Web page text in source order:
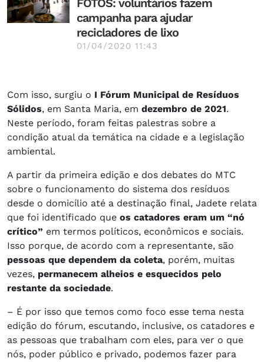
FOTOS: voluntários fazem
campanha para ajudar
recicladores de lixo
01/04/2020 11:43
Com isso, surgiu o I Fórum Municipal de Resíduos
Sólidos, em Santa Maria, em dezembro de 2021.
Neste período, foram feitas palestras sobre a
condição atual da temática na cidade e a legislação
ambiental.
A partir da primeira edição e dos debates do MTC
sobre o funcionamento do sistema dos resíduos
desde o domicílio até a destinação final, Jadete relata
que foi identificado que os catadores eram um “nó
crítico” em termos políticos, econômicos e sociais.
Isso porque, de acordo com a representante, são
pessoas que dependem da coleta, porém, muitas
vezes, permanecem alheios e esquecidos pelo
restante da sociedade.
– É por isso que temos como foco esse tema nesta
edição do fórum, escutando, inclusive, os catadores e
as pessoas que trabalham com eles, para ver o que
nós, poder público e privado, podemos fazer para